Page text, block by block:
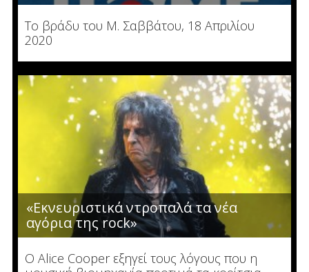
Το βράδυ του Μ. Σαββάτου, 18 Απριλίου
2020
«Εκνευριστικά ντροπαλά τα νέα
αγόρια της rock»
Ο Alice Cooper εξηγεί τους λόγους που η